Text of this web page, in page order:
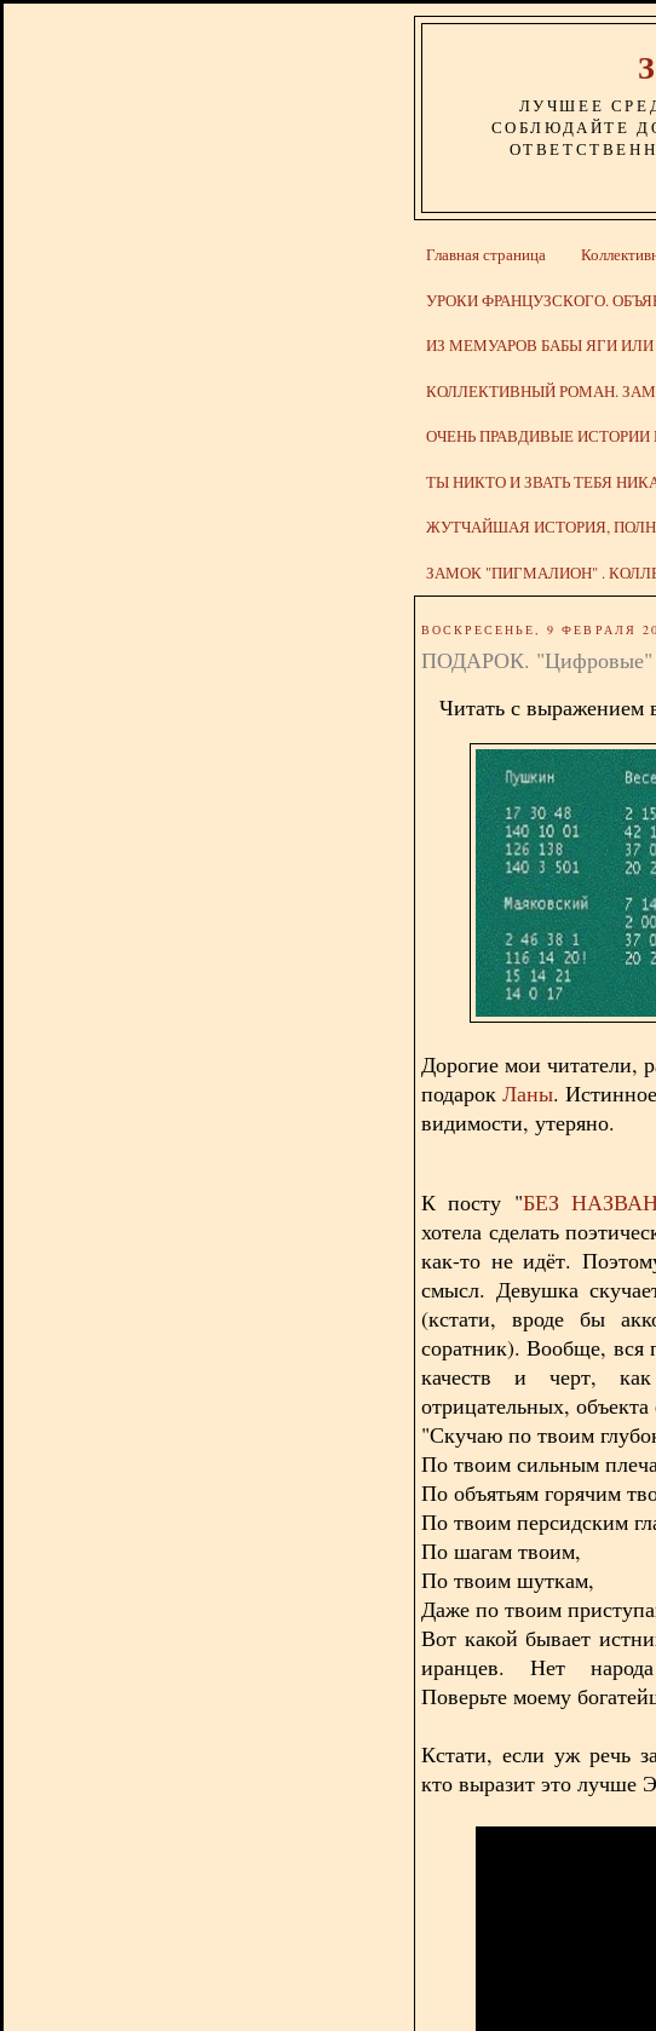
ЛУЧШЕЕ
СОБЛЮДАЙТЕ
Главная страница
УРОКИ ФРАНЦУЗСКОГО.
ИЗ МЕМУАРОВ БАБЫ ЯГИ
КОЛЛЕКТИВНЫЙ РОМАН.
ОЧЕНЬ ПРАВДИВЫЕ
ТЫ НИКТО И ЗВАТЬ ТЕБЯ
ЖУТЧАЙШАЯ ИСТОРИЯ,
ЗАМОК "ПИГМАЛИОН" .
ВОСКРЕСЕНЬЕ, 9 ФЕВРАЛЯ
ПОДАРОК. "Цифровые"
Читать с выражением
Дорогие мои читатели,
подарок Ланы.
видимости, утеряно.
К посту "БЕЗ
хотела сделать
как-то не идёт.
смысл. Девушка
(кстати, вроде бы
соратник). Вообще, вся
качеств и черт,
отрицательных,
"Скучаю по твоим
По твоим сильным
По объятьям горячим
По твоим персидским
По шагам твоим,
По твоим шуткам,
Даже по твоим
Вот какой бывает
иранцев. Нет
Поверьте моему
Кстати, если уж речь
кто выразит это лучше